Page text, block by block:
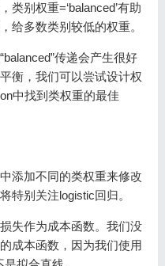
类别权重=‘balanced’有助
给多数类别较低的权重。
传递会产生很好
衡，我们可以尝试设计权
中找到类权重的最佳
添加不同的类权重来修改
特别关注logistic回归。
失作为成本函数。我们没
成本函数，因为我们使用